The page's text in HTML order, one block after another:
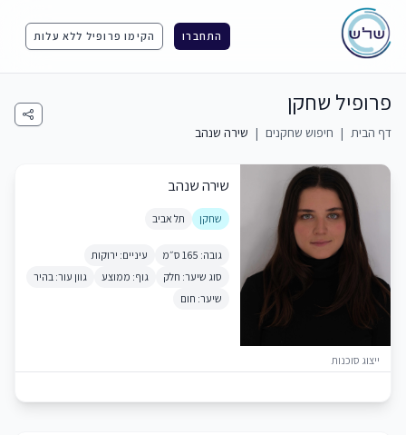
התחברו הקימו פרופיל ללא עלות
פרופיל שחקן
דף הבית | חיפוש שחקנים | שירה שנהב
ייצוג סוכנות
שירה שנהב
שחקן תל אביב
גובה: 165 ס״מ
עיניים: ירוקות
סוג שיער: חלק
גוף: ממוצע
גוון עור: בהיר
שיער: חום